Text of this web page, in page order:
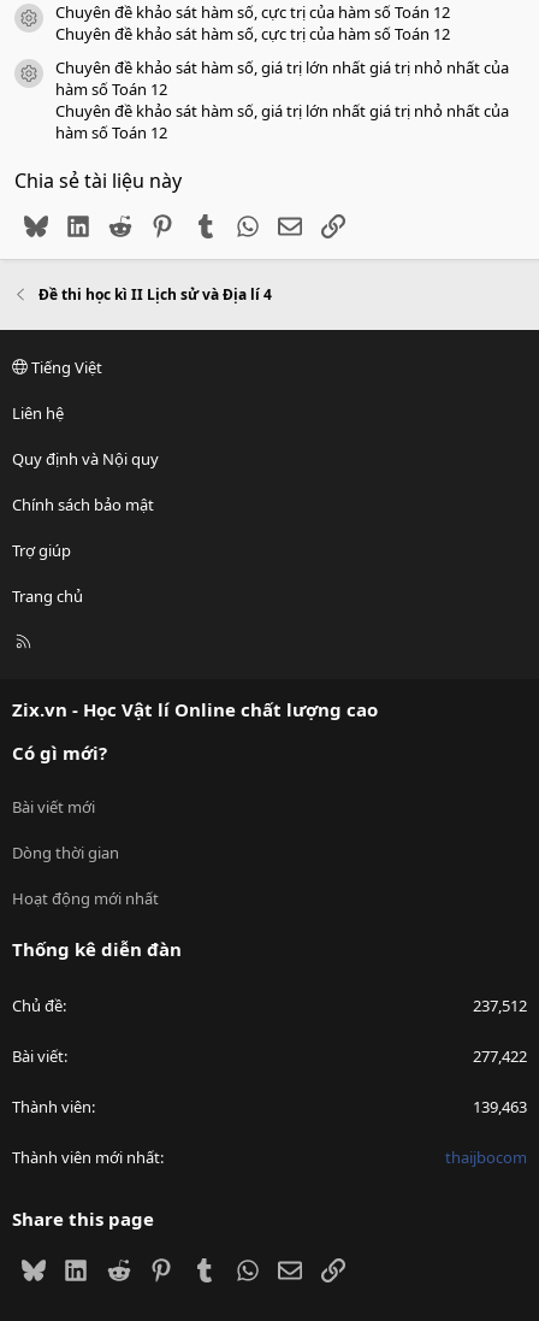
icon tài liệu
Chuyên đề khảo sát hàm số, cực trị của hàm số Toán 12
Chuyên đề khảo sát hàm số, cực trị của hàm số Toán 12
icon tài liệu
Chuyên đề khảo sát hàm số, giá trị lớn nhất giá trị nhỏ nhất của
hàm số Toán 12
Chuyên đề khảo sát hàm số, giá trị lớn nhất giá trị nhỏ nhất của
hàm số Toán 12
Chia sẻ tài liệu này
BlueskyLinkedIn
Reddit PinterestTumblr WhatsApp
EmailLink
Đề thi học kì II Lịch sử và Địa lí 4
Tiếng Việt
Liên hệ
Quy định và Nội quy
Chính sách bảo mật
Trợ giúp
Trang chủ
R
Zix.vn - Học Vật lí Online chất lượng cao
Có gì mới?
Bài viết mới
Dòng thời gian
Hoạt động mới nhất
Thống kê diễn đàn
Chủ đề 237,512
Bài viết 277,422
Thành viên 139,463
Thành viên mới nhất thaijbocom
Share this page
BlueskyLinkedIn
Reddit PinterestTumblrWhatsApp
EmailLink